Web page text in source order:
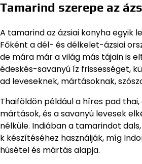
Tamarind szerepe az
A tamarind az ázsiai konyha egyik
Főként a dél- és délkelet-ázsiai
de mára már a világ más tájain is
édeskés-savanyú íz frissességet,
ad leveseknek, mártásoknak,
Thaiföldön például a híres pad
mártások, és a savanyú levesek
nélküle. Indiában a tamarindot
k készítéséhez használják, míg
húsétel és mártás alapja.